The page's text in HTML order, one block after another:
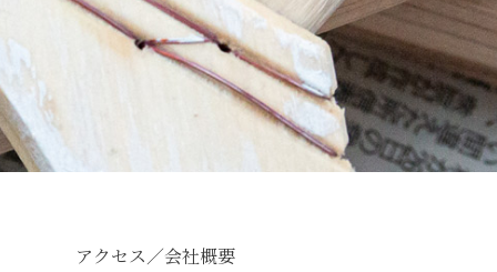
アクセス／会社概要